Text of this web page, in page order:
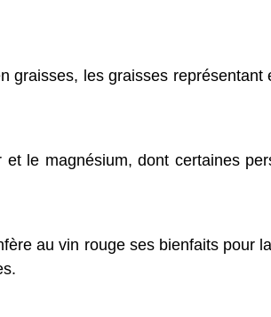
graisses, les graisses représentant
le magnésium, dont certaines
au vin rouge ses bienfaits pour